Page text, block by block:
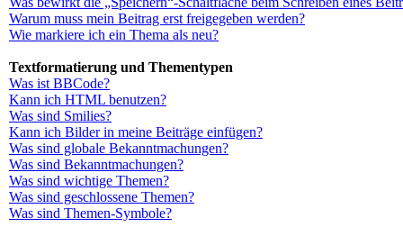
Warum muss mein Beitrag erst freigegeben werden?
Wie markiere ich ein Thema als neu?
Textformatierung und Thementypen
Was ist BBCode?
Kann ich HTML benutzen?
Was sind Smilies?
Kann ich Bilder in meine Beiträge einfügen?
Was sind globale Bekanntmachungen?
Was sind Bekanntmachungen?
Was sind wichtige Themen?
Was sind geschlossene Themen?
Was sind Themen-Symbole?